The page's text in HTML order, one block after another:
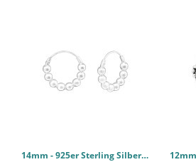
14mm - 925er Sterling Silber Bali Hoops PCJW37954